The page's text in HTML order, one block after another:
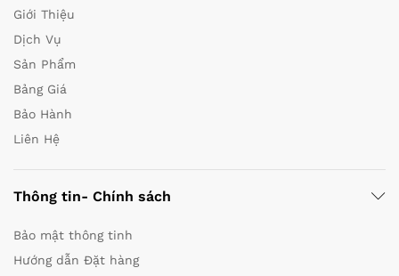
Giới Thiệu
Dịch Vụ
Sản Phẩm
Bảng Giá
Bảo Hành
Liên Hệ
Thông tin- Chính sách
Bảo mật thông tinh
Hướng dẫn Đặt hàng